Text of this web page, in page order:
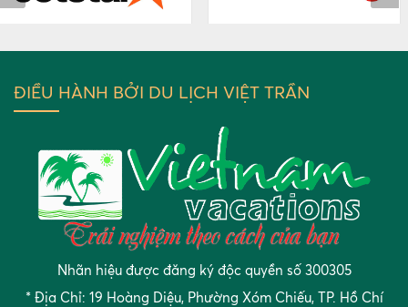
khi du lịch Hàn Quốc để có
Thứ tư, 05:08 07/08/2019
Top 5 trải nghiệm thú vị bạn
nên biết khi đến du lịch Hàn
Quốc vào mùa thu
Thứ tư, 05:07 31/07/2019
ĐIỀU HÀNH BỞI DU LỊCH VIỆT TRẦN
Nhãn hiệu được đăng ký độc quyền số 300305
* Địa Chỉ: 19 Hoàng Diệu, Phường Xóm Chiếu, TP. Hồ Chí